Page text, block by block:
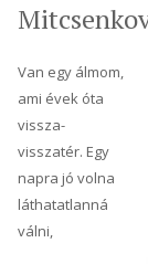
Van egy álmom,
ami évek óta
vissza-
visszatér. Egy
napra jó volna
láthatatlanná
válni,